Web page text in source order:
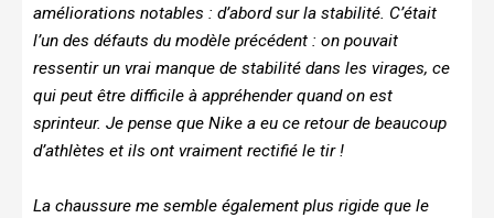
améliorations notables : d’abord sur la stabilité. C’était
l’un des défauts du modèle précédent : on pouvait
ressentir un vrai manque de stabilité dans les virages, ce
qui peut être difficile à appréhender quand on est
sprinteur. Je pense que Nike a eu ce retour de beaucoup
d’athlètes et ils ont vraiment rectifié le tir !
La chaussure me semble également plus rigide que le